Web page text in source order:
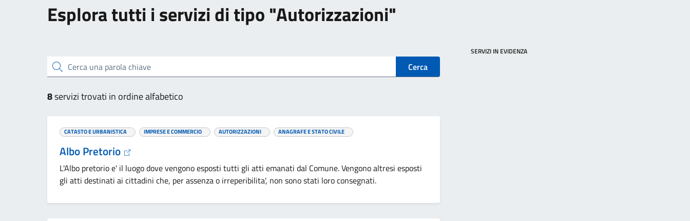
Esplora tutti i servizi di tipo "Autorizzazioni"
Cerca una parola chiave Cerca
8servizi trovati in ordine alfabetico
CATASTO E URBANISTICA IMPRESE E COMMERCIO AUTORIZZAZIONI ANAGRAFE E STATO CIVILE
Albo Pretorio
L'Albo pretorio e' il luogo dove vengono esposti tutti gli atti emanati dal Comune. Vengono altresi esposti
gli atti destinati ai cittadini che, per assenza o irreperibilita', non sono stati loro consegnati.
SERVIZI IN EVIDENZA